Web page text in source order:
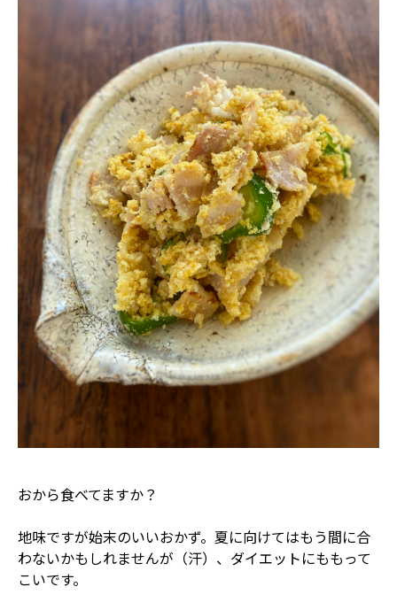
おから食べてますか？
地味ですが始末のいいおかず。夏に向けてはもう間に合
わないかもしれませんが（汗）、ダイエットにももって
こいです。